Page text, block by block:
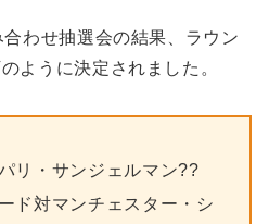
わせ抽選会の結果、ラウン
ように決定されました。
リ・サンジェルマン??
ド対マンチェスター・シ